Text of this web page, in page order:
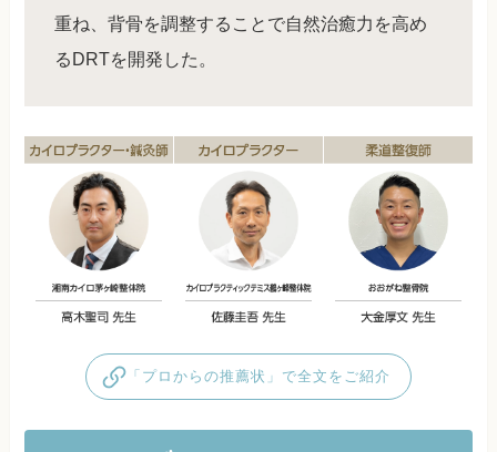
重ね、背骨を調整することで自然治癒力を高め
るDRTを開発した。
「プロからの推薦状」で全文をご紹介